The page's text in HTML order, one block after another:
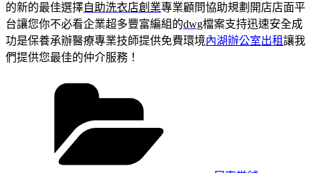
的新的最佳選擇自助洗衣店創業專業顧問協助規劃開店店面平
台讓您你不必看企業超多豐富編組的dwg檔案支持迅速安全成
功是保養承辦醫療專業技師提供免費環境內湖辦公室出租讓我
們提供您最佳的仲介服務！